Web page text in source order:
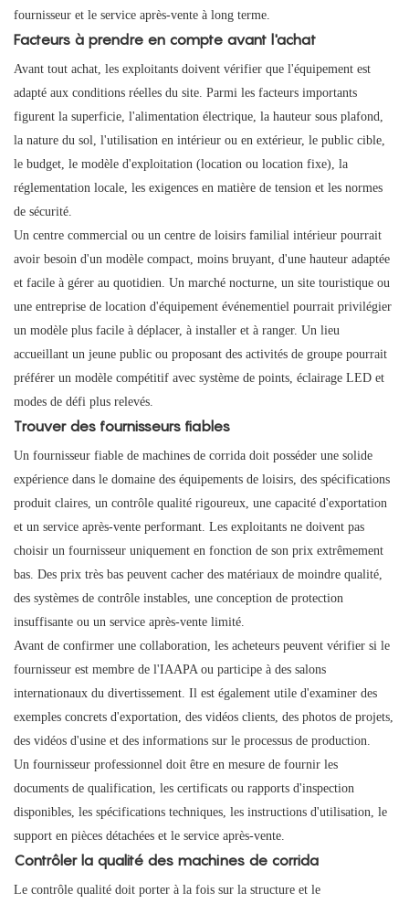
fournisseur et le service après-vente à long terme.
Facteurs à prendre en compte avant l'achat
Avant tout achat, les exploitants doivent vérifier que l'équipement est
adapté aux conditions réelles du site. Parmi les facteurs importants
figurent la superficie, l'alimentation électrique, la hauteur sous plafond,
la nature du sol, l'utilisation en intérieur ou en extérieur, le public cible,
le budget, le modèle d'exploitation (location ou location fixe), la
réglementation locale, les exigences en matière de tension et les normes
de sécurité.
Un centre commercial ou un centre de loisirs familial intérieur pourrait
avoir besoin d'un modèle compact, moins bruyant, d'une hauteur adaptée
et facile à gérer au quotidien. Un marché nocturne, un site touristique ou
une entreprise de location d'équipement événementiel pourrait privilégier
un modèle plus facile à déplacer, à installer et à ranger. Un lieu
accueillant un jeune public ou proposant des activités de groupe pourrait
préférer un modèle compétitif avec système de points, éclairage LED et
modes de défi plus relevés.
Trouver des fournisseurs fiables
Un fournisseur fiable de machines de corrida doit posséder une solide
expérience dans le domaine des équipements de loisirs, des spécifications
produit claires, un contrôle qualité rigoureux, une capacité d'exportation
et un service après-vente performant. Les exploitants ne doivent pas
choisir un fournisseur uniquement en fonction de son prix extrêmement
bas. Des prix très bas peuvent cacher des matériaux de moindre qualité,
des systèmes de contrôle instables, une conception de protection
insuffisante ou un service après-vente limité.
Avant de confirmer une collaboration, les acheteurs peuvent vérifier si le
fournisseur est membre de l'IAAPA ou participe à des salons
internationaux du divertissement. Il est également utile d'examiner des
exemples concrets d'exportation, des vidéos clients, des photos de projets,
des vidéos d'usine et des informations sur le processus de production.
Un fournisseur professionnel doit être en mesure de fournir les
documents de qualification, les certificats ou rapports d'inspection
disponibles, les spécifications techniques, les instructions d'utilisation, le
support en pièces détachées et le service après-vente.
Contrôler la qualité des machines de corrida
Le contrôle qualité doit porter à la fois sur la structure et le